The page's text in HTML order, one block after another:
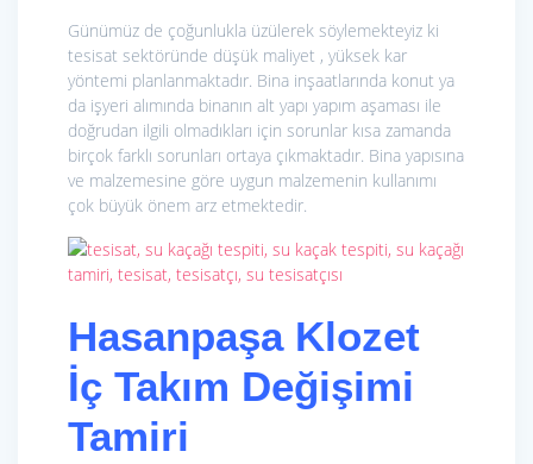
Günümüz de çoğunlukla üzülerek söylemekteyiz ki
tesisat sektöründe düşük maliyet , yüksek kar
yöntemi planlanmaktadır. Bina inşaatlarında konut ya
da işyeri alımında binanın alt yapı yapım aşaması ile
doğrudan ilgili olmadıkları için sorunlar kısa zamanda
birçok farklı sorunları ortaya çıkmaktadır. Bina yapısına
ve malzemesine göre uygun malzemenin kullanımı
çok büyük önem arz etmektedir.
Hasanpaşa Klozet
İç Takım Değişimi
Tamiri